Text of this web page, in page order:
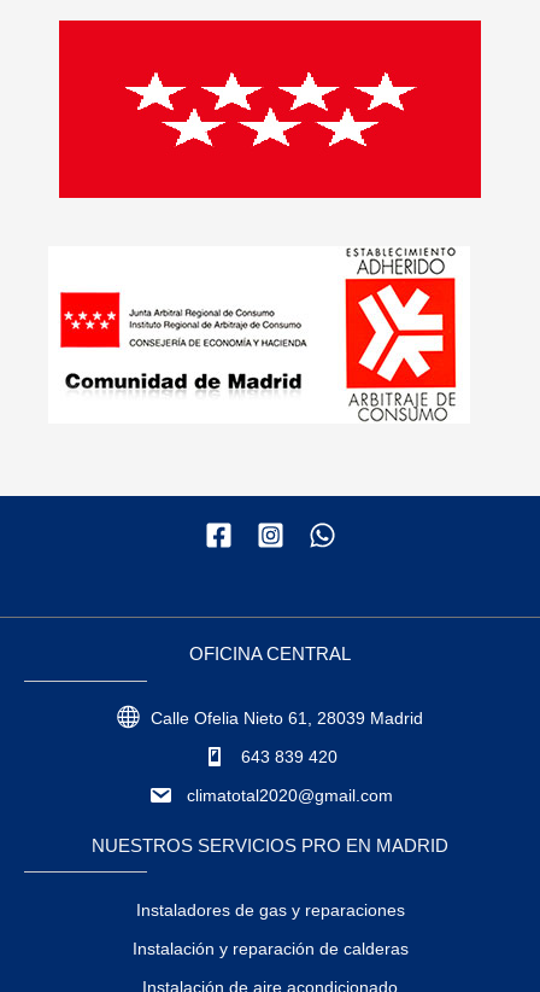
OFICINA CENTRAL
Calle Ofelia Nieto 61, 28039 Madrid
643 839 420
climatotal2020@gmail.com
NUESTROS SERVICIOS PRO EN MADRID
Instaladores de gas y reparaciones
Instalación y reparación de calderas
Instalación de aire acondicionado